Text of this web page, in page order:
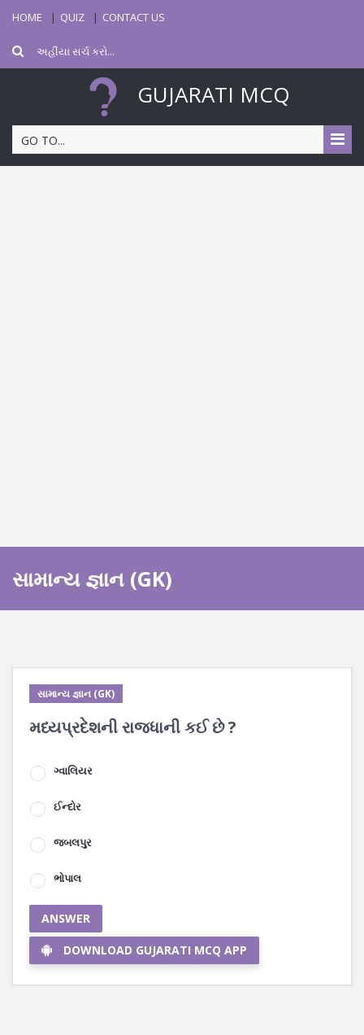
HOME QUIZ CONTACT US
GUJARATI MCQ
GO TO...
સામાન્ય જ્ઞાન (GK)
સામાન્ય જ્ઞાન (GK)
મધ્યપ્રદેશની રાજધાની કઈ છે ?
ગ્વાલિયર
ઈન્દોર
જબલપુર
ભોપાલ
ANSWER
DOWNLOAD GUJARATI MCQ APP